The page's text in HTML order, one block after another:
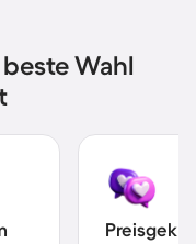
Wahl